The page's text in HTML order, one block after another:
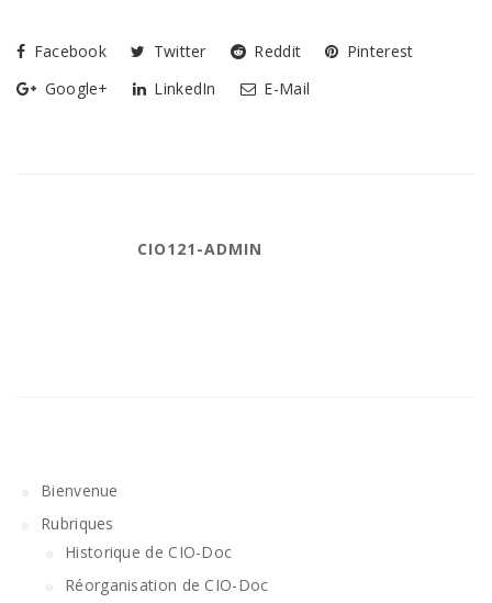
Facebook Twitter Reddit
Pinterest
Google+
LinkedIn E-Mail
CIO121-ADMIN
Bienvenue
Rubriques
Historique de CIO-Doc
Réorganisation de CIO-Doc